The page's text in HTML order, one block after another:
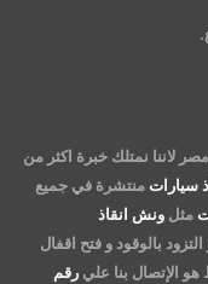
لاننا نمتلك خبرة اكثر من
سيارات منتشرة في جميع
مثل ونش انقاذ
بالوقود و فتح اقفال
الإتصال بنا علي رقم